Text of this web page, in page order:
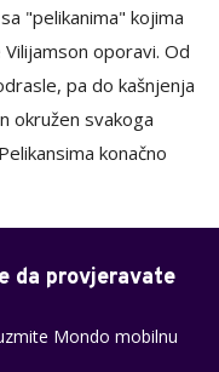
"pelikanima" kojima
oporavi. Od
pa do kašnjenja
okružen svakoga
konačno
da provjeravate
Mondo mobilnu